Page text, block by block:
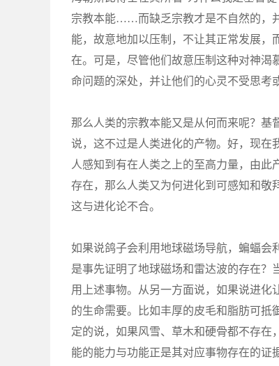
宗教本能……而缺乏宗教才是不自然的，
能，故意地加以压制，不让其正常发展
在。可是，尽管他们故意压制这种对神渴
命问题的深处，并让他们的心灵不受思考
那么人类的宗教本能又是从何而来呢？基
说，这不过是人类进化的产物。好，现在
人感知到有在人类之上的至高力量，由
存在，那么人类又为何进化到可感知和敬
这与进化论不合。
如果说鸽子会利用地球磁场导航，蝙蝠会
是事先证明了地球磁场和雷达波的存在？
用上述事物。从另一方面说，如果说进
的生命需要。比如丰厚的皮毛和脂肪可抵
定的说，如果风雪、草木和硬骨都不存
能的能力与功能正是其对应事物存在的证